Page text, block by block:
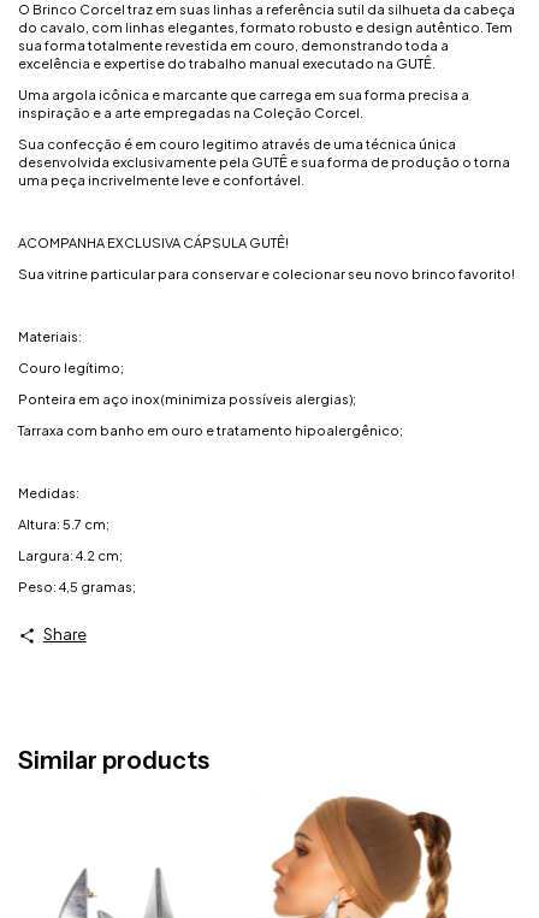
O Brinco Corcel traz em suas linhas a referência sutil da silhueta da cabeça
do cavalo, com linhas elegantes, formato robusto e design autêntico. Tem
sua forma totalmente revestida em couro, demonstrando toda a
excelência e expertise do trabalho manual executado na GUTÊ.
Uma argola icônica e marcante que carrega em sua forma precisa a
inspiração e a arte empregadas na Coleção Corcel.
Sua confecção é em couro legitimo através de uma técnica única
desenvolvida exclusivamente pela GUTÊ e sua forma de produção o torna
uma peça incrivelmente leve e confortável.
ACOMPANHA EXCLUSIVA CÁPSULA GUTÊ!
Sua vitrine particular para conservar e colecionar seu novo brinco favorito!
Materiais:
Couro legítimo;
Ponteira em aço inox (minimiza possíveis alergias);
Tarraxa com banho em ouro e tratamento hipoalergênico;
Medidas:
Altura: 5.7 cm;
Largura: 4.2 cm;
Peso: 4,5 gramas;
Share
Similar products